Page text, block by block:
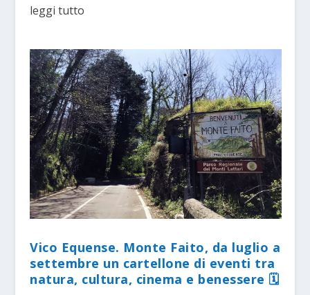
leggi tutto
Vico Equense. Monte Faito, da luglio a
settembre un cartellone di eventi tra
natura, cultura, cinema e benessere 🗓